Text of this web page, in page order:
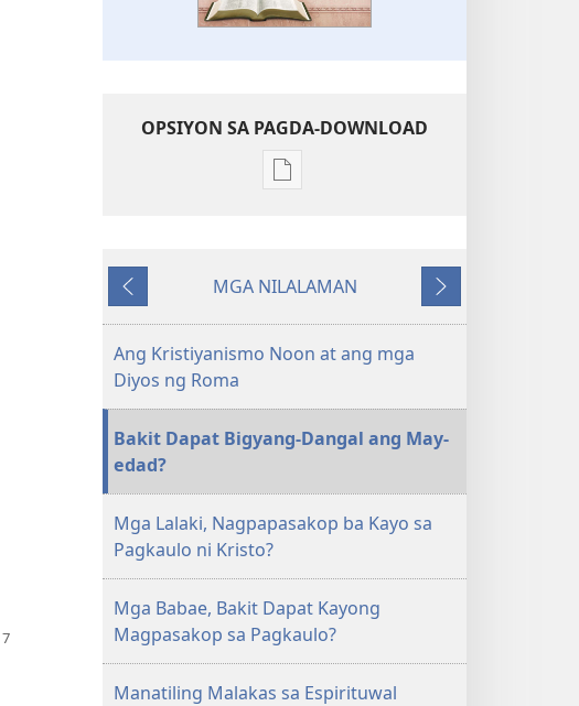
OPSIYON SA PAGDA-DOWNLOAD
Opsiyon
ng
BANTAYAN
PARA
PAG-
AARAL
Nauna
MGA NILALAMAN
Susunod
Ang Kristiyanismo Noon at ang mga
Diyos ng Roma
Bakit Dapat Bigyang-Dangal ang May-
edad?
Mga Lalaki, Nagpapasakop ba Kayo sa
Pagkaulo ni Kristo?
Mga Babae, Bakit Dapat Kayong
Magpasakop sa Pagkaulo?
Manatiling Malakas sa Espirituwal